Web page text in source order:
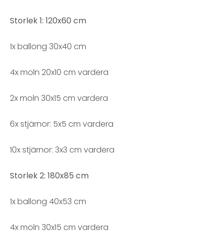
Storlek 1: 120x60 cm
1x ballong 30x40 cm
4x moln 20x10 cm vardera
2x moln 30x15 cm vardera
6x stjärnor: 5x5 cm vardera
10x stjärnor: 3x3 cm vardera
Storlek 2: 180x85 cm
1x ballong 40x53 cm
4x moln 30x15 cm vardera